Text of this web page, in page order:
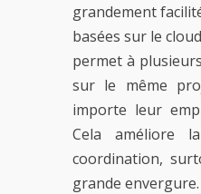
grandement
basées sur le
permet à
sur le même
importe leur
Cela améliore
coordination,
grande envergure.